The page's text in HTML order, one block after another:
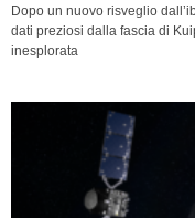
Dopo un nuovo risveglio
dati preziosi dalla fascia di
inesplorata